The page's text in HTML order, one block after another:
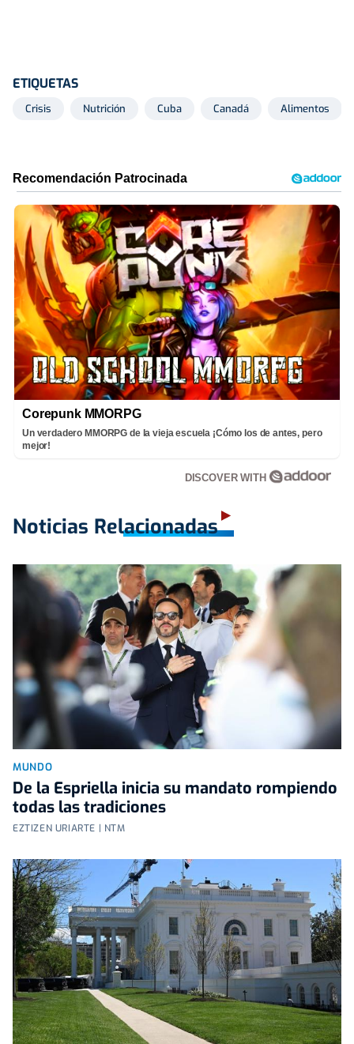
ETIQUETAS
Crisis Nutrición Cuba Canadá Alimentos
Corepunk MMORPG
Un verdadero MMORPG de la vieja escuela ¡Cómo los de antes, pero
mejor!
DISCOVER WITH
Noticias Relacionadas
MUNDO
De la Espriella inicia su mandato rompiendo
todas las tradiciones
EZTIZEN URIARTE | NTM